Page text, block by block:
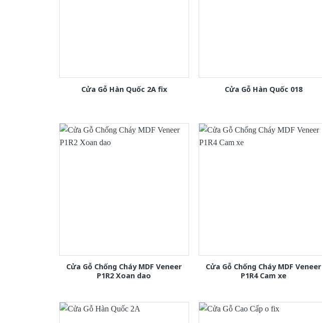
Cửa Gỗ Hàn Quốc 2A fix Cửa Gỗ Hàn Quốc 018
Cửa Gỗ Chống Cháy MDF Veneer
P1R2 Xoan dao
Cửa Gỗ Chống Cháy MDF Veneer
P1R4 Cam xe